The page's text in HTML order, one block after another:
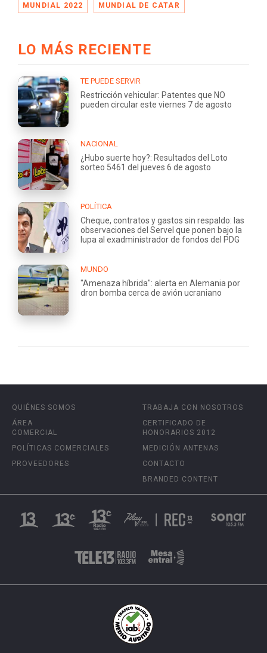
MUNDIAL 2022 MUNDIAL DE CATAR
LO MÁS RECIENTE
TE PUEDE SERVIR
Restricción vehicular: Patentes que NO
pueden circular este viernes 7 de agosto
NACIONAL
¿Hubo suerte hoy?: Resultados del Loto
sorteo 5461 del jueves 6 de agosto
POLÍTICA
Cheque, contratos y gastos sin respaldo: las
observaciones del Servel que ponen bajo la
lupa al exadministrador de fondos del PDG
MUNDO
"Amenaza híbrida": alerta en Alemania por
dron bomba cerca de avión ucraniano
QUIÉNES SOMOS
ÁREA
COMERCIAL
POLÍTICAS COMERCIALES
PROVEEDORES
TRABAJA CON NOSOTROS
CERTIFICADO DE
HONORARIOS 2012
MEDICIÓN ANTENAS
CONTACTO
BRANDED CONTENT